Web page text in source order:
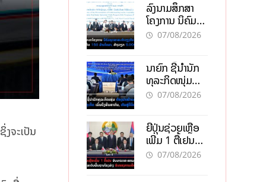
ຈະເປັນ
ແລະ ຈຸນລະ
ວິສາຫະກິດ
ລົງນາມສຶກສາ
ໂຄງການ ນິຄົມ
ອຸດສາຫະກຳ
150 ລ້ານໂດລາ,
ສ້າງວຽກ 5.000
ຕຳແໜ່ງ
07/08/2026
ນາຍົກ ຊີ້ນຳນັກ
ທຸລະກິດໜຸ່ມ
ຕ້ອງນຳໜ້າແກ້
ສາກົນ, ຫັນສູ່ດິຈິ
ຕອນ
07/08/2026
ຍີ່ປຸ່ນຊ່ວຍເຫຼືອ
ເພີ່ມ 1 ຕື້ເຢນ
ອັບເກຣດ
07/08/2026